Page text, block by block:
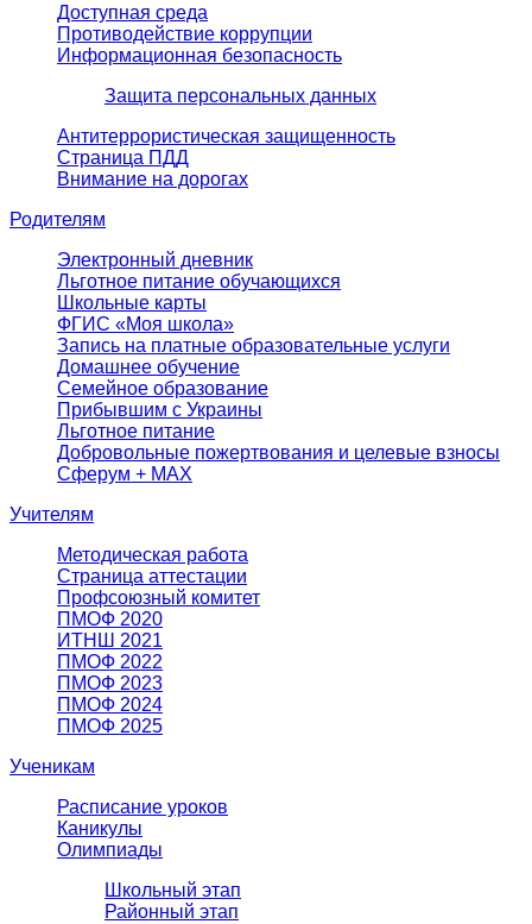
Доступная среда
Противодействие коррупции
Информационная безопасность
Защита персональных данных
Антитеррористическая защищенность
Страница ПДД
Внимание на дорогах
Родителям
Электронный дневник
Льготное питание обучающихся
Школьные карты
ФГИС «Моя школа»
Запись на платные образовательные услуги
Домашнее обучение
Семейное образование
Прибывшим с Украины
Льготное питание
Добровольные пожертвования и целевые взносы
Сферум + MAX
Учителям
Методическая работа
Страница аттестации
Профсоюзный комитет
ПМОФ 2020
ИТНШ 2021
ПМОФ 2022
ПМОФ 2023
ПМОФ 2024
ПМОФ 2025
Ученикам
Расписание уроков
Каникулы
Олимпиады
Школьный этап
Районный этап